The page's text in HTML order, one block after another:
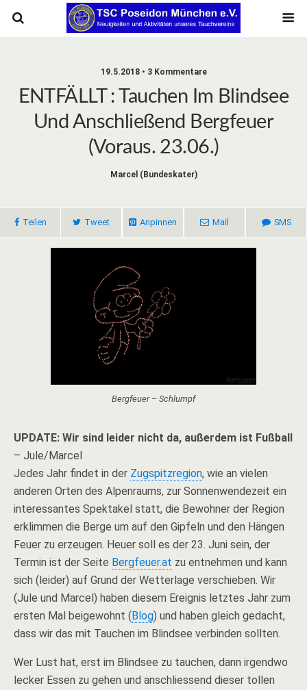
19.5.2018 • 3 Kommentare
ENTFÄLLT : Tauchen Im Blindsee
Und Anschließend Bergfeuer
(voraus. 23.06.)
Marcel (bundeskater)
Teilen Tweet Anpinnen Mail SMS
Bergfeuer – Schlumpf
UPDATE: Wir sind leider nicht da, außerdem ist Fußball
– Jule/Marcel
Jedes Jahr findet in der Zugspitzregion, wie an vielen
anderen Orten des Alpenraums, zur Sonnenwendezeit ein
interessantes Spektakel statt, die Bewohner der Region
erklimmen die Berge um auf den Gipfeln und den Hängen
Feuer zu erzeugen. Heuer soll es der 23. Juni sein, der
Termin ist der Seite Bergfeuer.at zu entnehmen und kann
sich (leider) auf Grund der Wetterlage verschieben. Wir
(Jule und Marcel) haben diesem Ereignis letztes Jahr zum
ersten Mal beigewohnt (Blog) und haben gleich gedacht,
dass wir das mit Tauchen im Blindsee verbinden sollten.
Wer Lust hat, erst im Blindsee zu tauchen, dann irgendwo
lecker Essen zu gehen und anschliessend dieser tollen